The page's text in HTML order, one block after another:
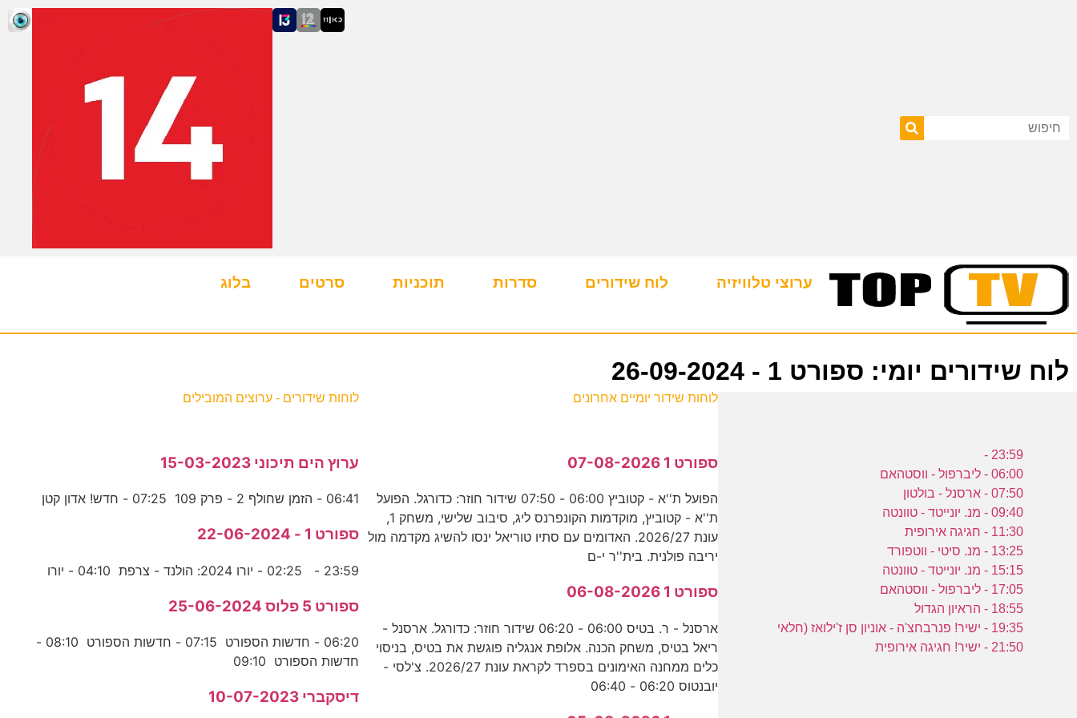
ערוצי טלוויזיה לוח שידורים סדרות תוכניות סרטים בלוג
לוח שידורים יומי: ספורט 1 - 26-09-2024
23:59 -
06:00 - ליברפול - ווסטהאם
07:50 - ארסנל - בולטון
09:40 - מנ. יונייטד - טוונטה
11:30 - חגיגה אירופית
13:25 - מנ. סיטי - ווטפורד
15:15 - מנ. יונייטד - טוונטה
17:05 - ליברפול - ווסטהאם
18:55 - הראיון הגדול
19:35 - ישיר! פנרבחצ'ה - אוניון סן ז'ילואז (חלאי
21:50 - ישיר! חגיגה אירופית
לוחות שידור יומיים אחרונים
ספורט 1 07-08-2026
הפועל ת''א - קטוביץ 06:00 - 07:50 שידור חוזר: כדורגל. הפועל
ת''א - קטוביץ, מוקדמות הקונפרנס ליג, סיבוב שלישי, משחק 1,
עונת 2026/27. האדומים עם סתיו טוריאל ינסו להשיג מקדמה מול
יריבה פולנית. בית''ר י-ם
ספורט 1 06-08-2026
ארסנל - ר. בטיס 06:00 - 06:20 שידור חוזר: כדורגל. ארסנל -
ריאל בטיס, משחק הכנה. אלופת אנגליה פוגשת את בטיס, בניסוי
כלים ממחנה האימונים בספרד לקראת עונת 2026/27. צ'לסי -
יובנטוס 06:20 - 06:40
לוחות שידורים - ערוצים המובילים
ערוץ הים תיכוני 15-03-2023
06:41 - הזמן שחולף 2 - פרק 109 07:25 - חדש! אדון קטן
ספורט 1 - 22-06-2024
23:59 - 02:25 - יורו 2024: הולנד - צרפת 04:10 - יורו
ספורט 5 פלוס 25-06-2024
06:20 - חדשות הספורט 07:15 - חדשות הספורט 08:10 -
חדשות הספורט 09:10
דיסקברי 10-07-2023